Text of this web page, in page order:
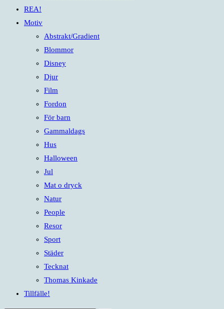
REA!
Motiv
Abstrakt/Gradient
Blommor
Disney
Djur
Film
Fordon
För barn
Gammaldags
Hus
Halloween
Jul
Mat o dryck
Natur
People
Resor
Sport
Städer
Tecknat
Thomas Kinkade
Tillfälle!